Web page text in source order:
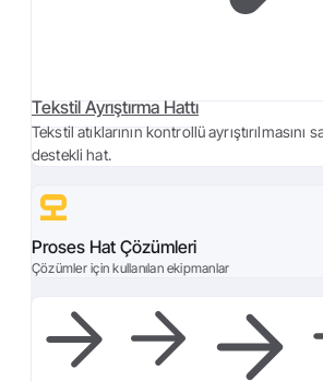
Tekstil Ayrıştırma Hattı
Tekstil atıklarının kontrollü
destekli hat.
Proses Hat Çözümleri
Çözümler için kullanılan ekipmanlar